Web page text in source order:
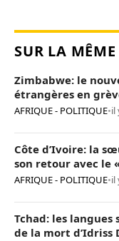
SUR LA
Zimbabwe: le
étrangères en
AFRIQUE - POLITIQUE•il
Côte d’Ivoire: la
son retour avec le
AFRIQUE - POLITIQUE•il
Tchad: les
de la mort d’Idriss